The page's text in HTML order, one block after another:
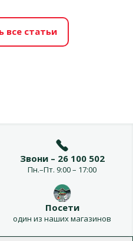
все статьи
Звони – 26 100 502
Пн.–Пт. 9:00 – 17:00
Посети
один из наших магазинов